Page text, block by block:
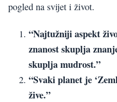
pogled na svijet i život.
“Najtužniji aspekt
znanost skuplja
skuplja mudrost.”
“Svaki planet je
žive.”